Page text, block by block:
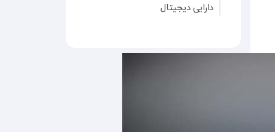
دارایی دیجیتال